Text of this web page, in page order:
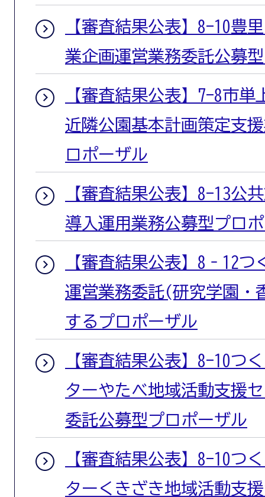
【審査結果公表】8-10豊
業企画運営業務委託公募
【審査結果公表】7-8市単
近隣公園基本計画策定支
ロポーザル
【審査結果公表】8-13公
導入運用業務公募型プロ
【審査結果公表】8‐12つ
運営業務委託(研究学園・
するプロポーザル
【審査結果公表】8-10つ
ターやたべ地域活動支援
委託公募型プロポーザル
【審査結果公表】8-10つ
ターくきざき地域活動支